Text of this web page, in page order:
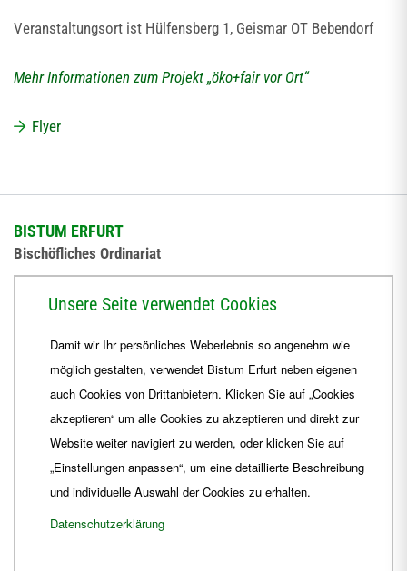
Veranstaltungsort ist Hülfensberg 1, Geismar OT Bebendorf
Mehr Informationen zum Projekt „öko+fair vor Ort“
Flyer
BISTUM ERFURT
Bischöfliches Ordinariat
+49 361 6572-444
ordinariat Bistum-Erfurt.de
Unsere Seite verwendet Cookies
Damit wir Ihr persönliches Weberlebnis so angenehm wie
möglich gestalten, verwendet Bistum Erfurt neben eigenen
auch Cookies von Drittanbietern. Klicken Sie auf „Cookies
akzeptieren“ um alle Cookies zu akzeptieren und direkt zur
Website weiter navigiert zu werden, oder klicken Sie auf
„Einstellungen anpassen“, um eine detaillierte Beschreibung
und individuelle Auswahl der Cookies zu erhalten.
Datenschutzerklärung